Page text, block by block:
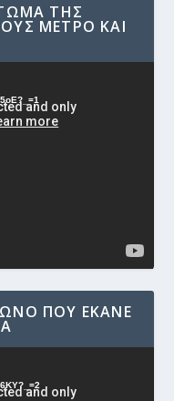
ΤΗΣ
ΜΕΤΡΟ ΚΑΙ
ΠΟΥ ΈΚΑΝΕ